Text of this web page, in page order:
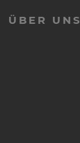
ÜBER UNS